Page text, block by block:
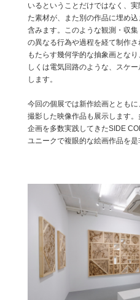
いるということだけではなく、
た素材が、また別の作品に埋め
含みます。このような観測・収
の異なる行為や過程を経て制作
もたらす幾何学的な抽象画とな
しくは電気回路のような、スケ
します。
今回の個展では新作絵画ととも
撮影した映像作品も展示します
企画を多数実践してきたSIDE
ユニークで複眼的な絵画作品を是